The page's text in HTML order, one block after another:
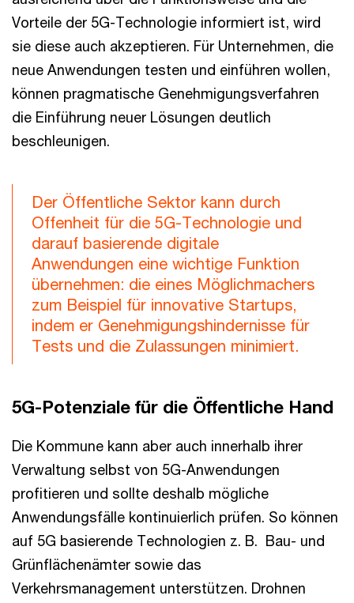
Vorteile der 5G-Technologie informiert ist, wird
sie diese auch akzeptieren. Für Unternehmen, die
neue Anwendungen testen und einführen wollen,
können pragmatische Genehmigungsverfahren
die Einführung neuer Lösungen deutlich
beschleunigen.
Der Öffentliche Sektor kann durch
Offenheit für die 5G-Technologie und
darauf basierende digitale
Anwendungen eine wichtige Funktion
übernehmen: die eines Möglichmachers
zum Beispiel für innovative Startups,
indem er Genehmigungshindernisse für
Tests und die Zulassungen minimiert.
5G-Potenziale für die Öffentliche Hand
Die Kommune kann aber auch innerhalb ihrer
Verwaltung selbst von 5G-Anwendungen
profitieren und sollte deshalb mögliche
Anwendungsfälle kontinuierlich prüfen. So können
auf 5G basierende Technologien z. B. Bau- und
Grünflächenämter sowie das
Verkehrsmanagement unterstützen. Drohnen